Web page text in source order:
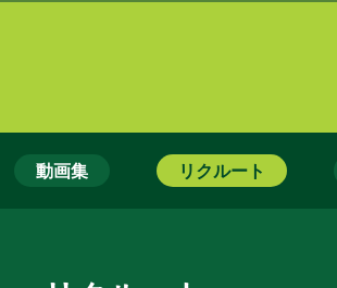
動画集 リクルート